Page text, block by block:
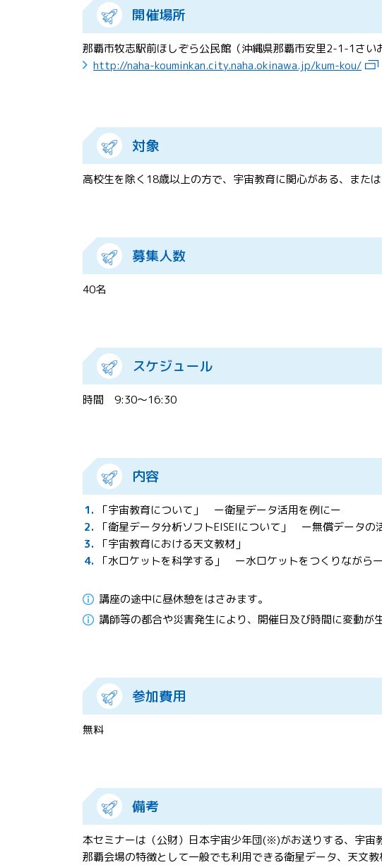
開催場所
那覇市牧志駅前ほしぞら公民館（沖縄県那覇市安里2-1-1さい
http://naha-kouminkan.city.naha.okinawa.jp/kum-kou/
対象
高校生を除く18歳以上の方で、宇宙教育に関心がある、また
募集人数
40名
スケジュール
時間 9:30～16:30
内容
「宇宙教育について」 ー衛星データ活用を例にー
「衛星データ分析ソフトEISEIについて」 ー無償データの
「宇宙教育における天文教材」
「水ロケットを科学する」 ー水ロケットをつくりながらー
講座の途中に昼休憩をはさみます。
講師等の都合や災害発生により、開催日及び時間に変動が
参加費用
無料
備考
本セミナーは（公財）日本宇宙少年団(※)がお送りする、宇宙
那覇会場の特徴として一般でも利用できる衛星データ、天文